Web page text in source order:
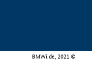
BMWi.de, 2021 ©